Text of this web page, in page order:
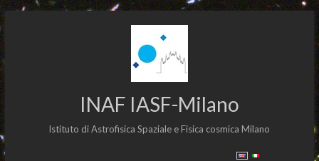
INAF IASF-Milano
Istituto di Astrofisica Spaziale e Fisica cosmica Milano